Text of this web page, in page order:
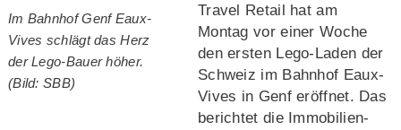
Im Bahnhof Genf Eaux-
Vives schlägt das Herz
der Lego-Bauer höher.
(Bild: SBB)
Travel Retail hat am
Montag vor einer Woche
den ersten Lego-Laden der
Schweiz im Bahnhof Eaux-
Vives in Genf eröffnet. Das
berichtet die Immobilien-